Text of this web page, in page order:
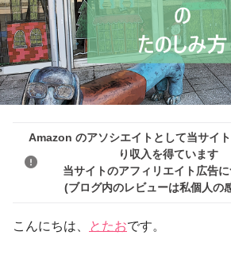
Amazon のアソシエイトとして当サイ
り収入を得ています
当サイトのアフィリエイト広告
(ブログ内のレビューは私個人の
こんにちは、 とたおです。